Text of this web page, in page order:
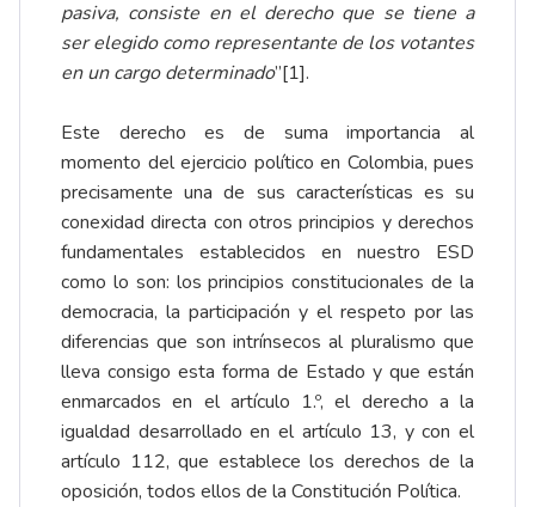
pasiva, consiste en el derecho que se tiene a
ser elegido como representante de los votantes
en un cargo determinado”[1].
Este derecho es de suma importancia al
momento del ejercicio político en Colombia, pues
precisamente una de sus características es su
conexidad directa con otros principios y derechos
fundamentales establecidos en nuestro ESD
como lo son: los principios constitucionales de la
democracia, la participación y el respeto por las
diferencias que son intrínsecos al pluralismo que
lleva consigo esta forma de Estado y que están
enmarcados en el artículo 1.º, el derecho a la
igualdad desarrollado en el artículo 13, y con el
artículo 112, que establece los derechos de la
oposición, todos ellos de la Constitución Política.